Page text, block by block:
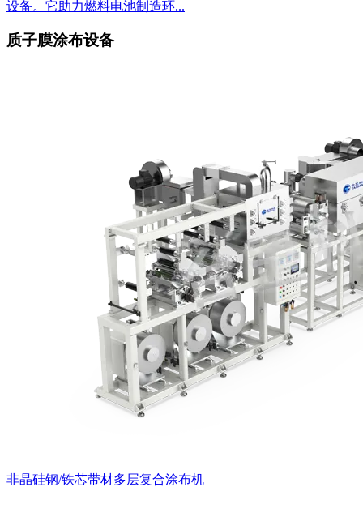
设备。它助力燃料电池制造环...
质子膜涂布设备
非晶硅钢/铁芯带材多层复合涂布机